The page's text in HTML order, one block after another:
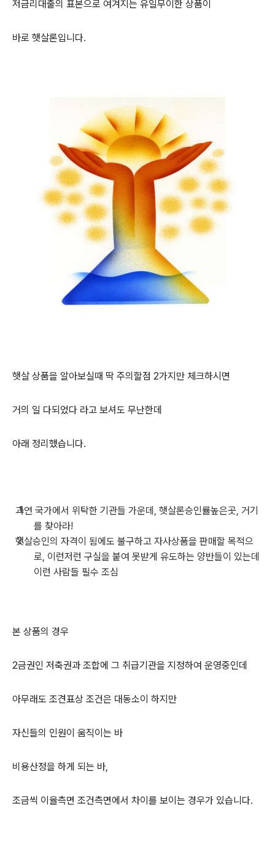
저금리대출의 표본으로 여겨지는 유일무이한 상품이
바로 햇살론입니다.
햇살 상품을 알아보실때 딱 주의할점 2가지만 체크하시면
거의 일 다되었다 라고 보셔도 무난한데
아래 정리했습니다.
과연 국가에서 위탁한 기관들 가운데, 햇살론승인률높은곳, 거기
를 찾아라!
햇살승인의 자격이 됨에도 불구하고 자사상품을 판매할 목적으
로, 이런저런 구실을 붙여 못받게 유도하는 양반들이 있는데
이런 사람들 필수 조심
본 상품의 경우
2금권인 저축권과 조합에 그 취급기관을 지정하여 운영중인데
아무래도 조견표상 조건은 대동소이 하지만
자신들의 인원이 움직이는 바
비용산정을 하게 되는 바,
조금씩 이율측면 조건측면에서 차이를 보이는 경우가 있습니다.